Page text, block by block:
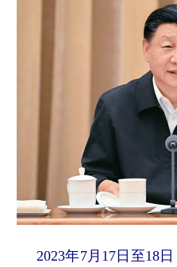
天津
吉林
安徽
贵州
陕西 甘肃
新疆 内蒙古
2023年7月17日至18